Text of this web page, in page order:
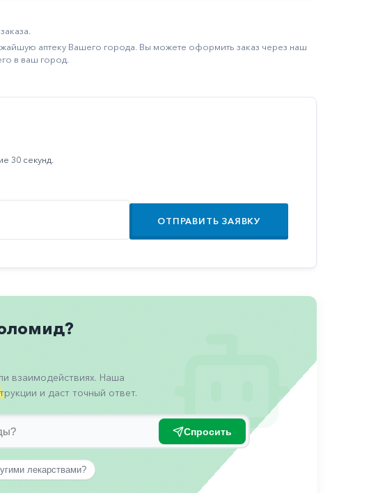
аптеку Вашего города. Вы можете оформить заказ через наш
в ваш город.
30 секунд.
ОТПРАВИТЬ ЗАЯВКУ
взаимодействиях. Наша
и даст точный ответ.
Спросить
лекарствами?